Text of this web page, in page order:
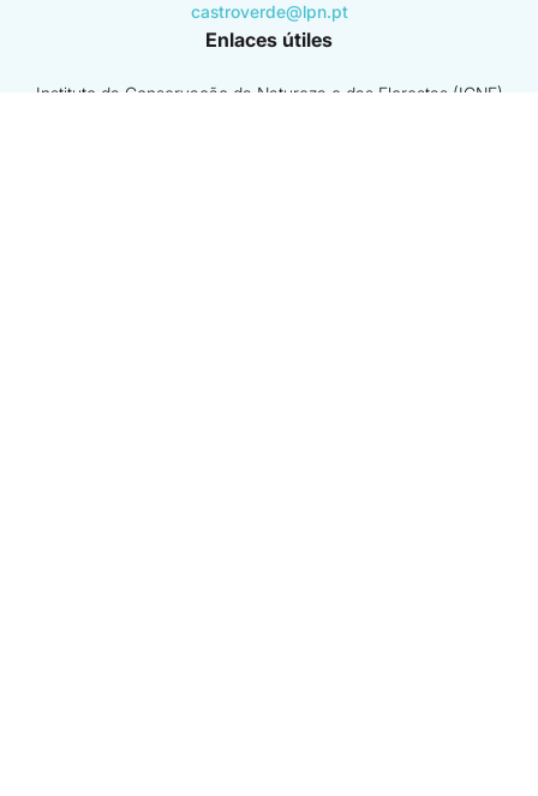
castroverde@lpn.pt
Enlaces útiles
Instituto da Conservação da Natureza e das Florestas (ICNF)